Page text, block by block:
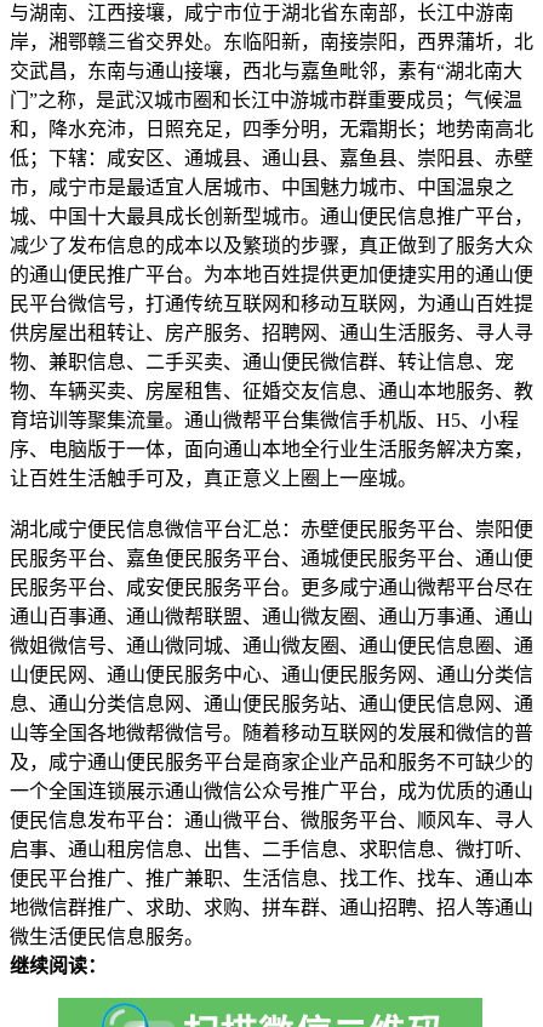
与湖南、江西接壤，咸宁市位于湖北省东南部，长江中游南
岸，湘鄂赣三省交界处。东临阳新，南接崇阳，西界蒲圻，北
交武昌，东南与通山接壤，西北与嘉鱼毗邻，素有“湖北南大
门”之称，是武汉城市圈和长江中游城市群重要成员；气候温
和，降水充沛，日照充足，四季分明，无霜期长；地势南高北
低；下辖：咸安区、通城县、通山县、嘉鱼县、崇阳县、赤壁
市，咸宁市是最适宜人居城市、中国魅力城市、中国温泉之
城、中国十大最具成长创新型城市。通山便民信息推广平台，
减少了发布信息的成本以及繁琐的步骤，真正做到了服务大众
的通山便民推广平台。为本地百姓提供更加便捷实用的通山便
民平台微信号，打通传统互联网和移动互联网，为通山百姓提
供房屋出租转让、房产服务、招聘网、通山生活服务、寻人寻
物、兼职信息、二手买卖、通山便民微信群、转让信息、宠
物、车辆买卖、房屋租售、征婚交友信息、通山本地服务、教
育培训等聚集流量。通山微帮平台集微信手机版、H5、小程
序、电脑版于一体，面向通山本地全行业生活服务解决方案，
让百姓生活触手可及，真正意义上圈上一座城。
湖北咸宁便民信息微信平台汇总：赤壁便民服务平台、崇阳便
民服务平台、嘉鱼便民服务平台、通城便民服务平台、通山便
民服务平台、咸安便民服务平台。更多咸宁通山微帮平台尽在
通山百事通、通山微帮联盟、通山微友圈、通山万事通、通山
微姐微信号、通山微同城、通山微友圈、通山便民信息圈、通
山便民网、通山便民服务中心、通山便民服务网、通山分类信
息、通山分类信息网、通山便民服务站、通山便民信息网、通
山等全国各地微帮微信号。随着移动互联网的发展和微信的普
及，咸宁通山便民服务平台是商家企业产品和服务不可缺少的
一个全国连锁展示通山微信公众号推广平台，成为优质的通山
便民信息发布平台：通山微平台、微服务平台、顺风车、寻人
启事、通山租房信息、出售、二手信息、求职信息、微打听、
便民平台推广、推广兼职、生活信息、找工作、找车、通山本
地微信群推广、求助、求购、拼车群、通山招聘、招人等通山
微生活便民信息服务。
继续阅读：